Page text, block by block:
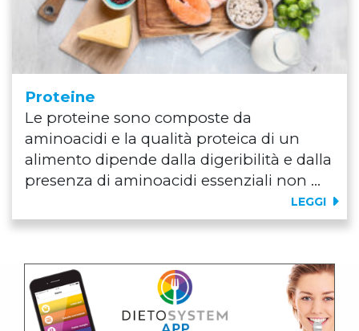
Proteine
Le proteine sono composte da
aminoacidi e la qualità proteica di un
alimento dipende dalla digeribilità e dalla
presenza di aminoacidi essenziali non ...
LEGGI